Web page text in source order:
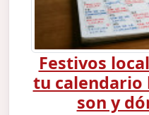
Festivos
tu calendario
son y